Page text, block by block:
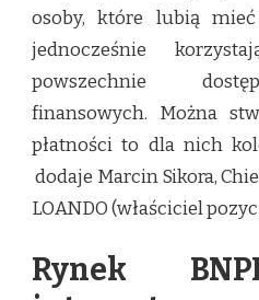
osoby, które lubią
jednocześnie
powszechnie
finansowych. Można
płatności to dla nich
dodaje Marcin Sikora,
LOANDO (właściciel
Rynek